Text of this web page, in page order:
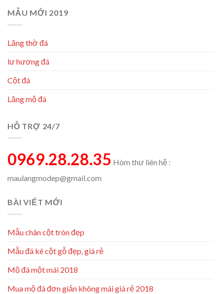
MẪU MỚI 2019
Lăng thờ đá
lư hương đá
Cột đá
Lăng mộ đá
HỖ TRỢ 24/7
0969.28.28.35 Hòm thư liên hệ :
maulangmodep@gmail.com
BÀI VIẾT MỚI
Mẫu chân cột tròn đẹp
Mẫu đá kê cột gỗ đẹp, giá rẻ
Mộ đá một mái 2018
Mua mộ đá đơn giản không mái giá rẻ 2018